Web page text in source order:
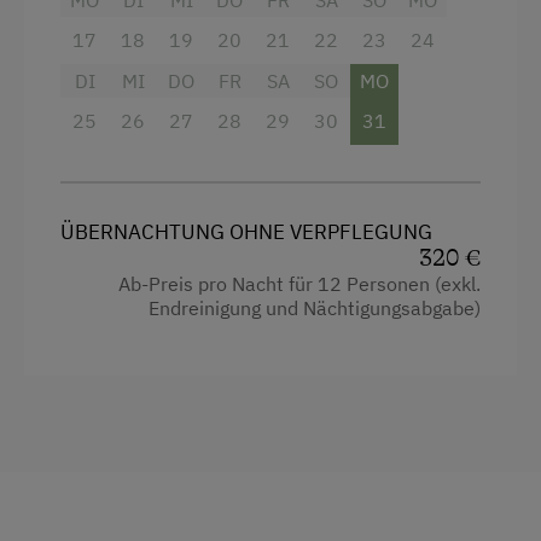
bitte selbst mitzubringen
Im Winter mit dem Auto nicht erreichbar.
Das Gepäck wird frei Hütte transportiert.
Ausstattung
17
18
19
20
21
22
23
24
DI
25
MI
26
DO
27
FR
28
SA
29
SO
30
MO
31
ÜBERNACHTUNG OHNE VERPFLEGUNG
320 €
Ab-Preis pro Nacht für 12 Personen (exkl.
Endreinigung und Nächtigungsabgabe)